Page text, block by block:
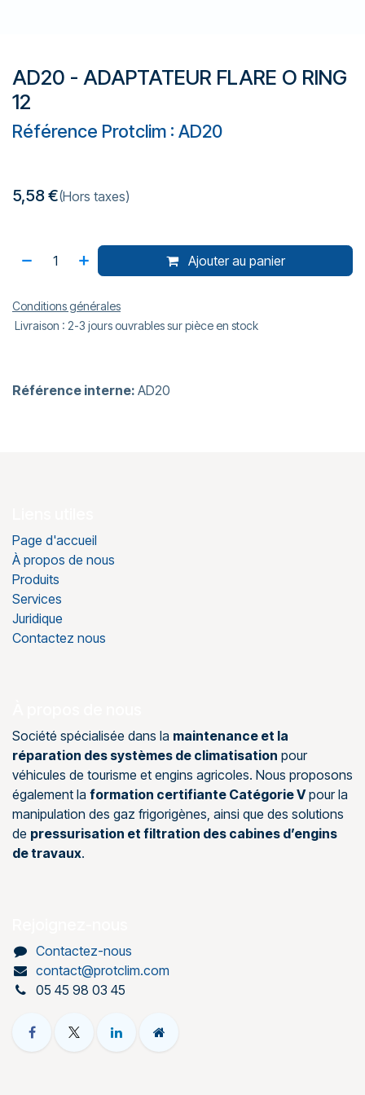
AD20 - ADAPTATEUR FLARE O RING
12
Référence Protclim : AD20
5,58€(Hors taxes)
Ajouter au panier
Conditions générales
Livraison : 2-3 jours ouvrables sur pièce en stock
Référence interne: AD20
Page d'accueil
À propos de nous
Produits
Services
Juridique
Contactez nous
Société spécialisée dans la maintenance et la
réparation des systèmes de climatisation pour
véhicules de tourisme et engins agricoles. Nous proposons
également la formation certifiante Catégorie Vpour la
manipulation des gaz frigorigènes, ainsi que des solutions
de pressurisation et filtration des cabines d’engins
de travaux.
Contactez-nous
contact@protclim.com
05 45 98 03 45